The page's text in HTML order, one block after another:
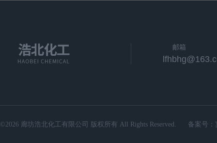
邮箱
©2026 廊坊浩北化工有限公司 版权所有 All Rights Reserved. 备案号：